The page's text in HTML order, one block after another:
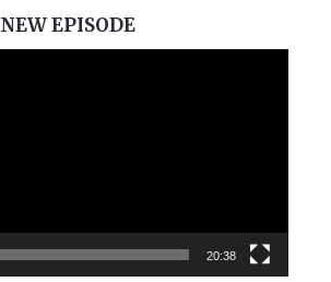
EPISODE
20:38